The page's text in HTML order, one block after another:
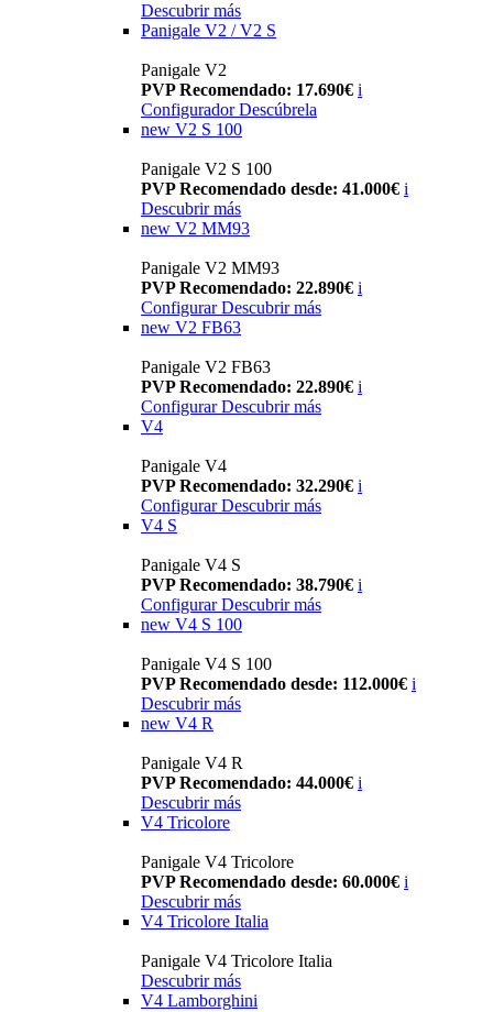
Descubrir más
Panigale V2 / V2 S
Panigale V2
PVP Recomendado: 17.690€ i
Configurador Descúbrela
new V2 S 100
Panigale V2 S 100
PVP Recomendado desde: 41.000€ i
Descubrir más
new V2 MM93
Panigale V2 MM93
PVP Recomendado: 22.890€ i
Configurar Descubrir más
new V2 FB63
Panigale V2 FB63
PVP Recomendado: 22.890€ i
Configurar Descubrir más
V4
Panigale V4
PVP Recomendado: 32.290€ i
Configurar Descubrir más
V4 S
Panigale V4 S
PVP Recomendado: 38.790€ i
Configurar Descubrir más
new V4 S 100
Panigale V4 S 100
PVP Recomendado desde: 112.000€ i
Descubrir más
new V4 R
Panigale V4 R
PVP Recomendado: 44.000€ i
Descubrir más
V4 Tricolore
Panigale V4 Tricolore
PVP Recomendado desde: 60.000€ i
Descubrir más
V4 Tricolore Italia
Panigale V4 Tricolore Italia
Descubrir más
V4 Lamborghini